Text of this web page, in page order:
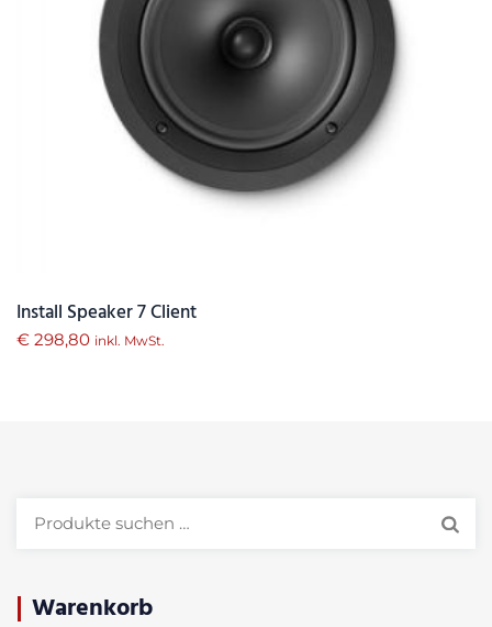
Install Speaker 7 Client
€ 298,80 inkl. MwSt.
Warenkorb